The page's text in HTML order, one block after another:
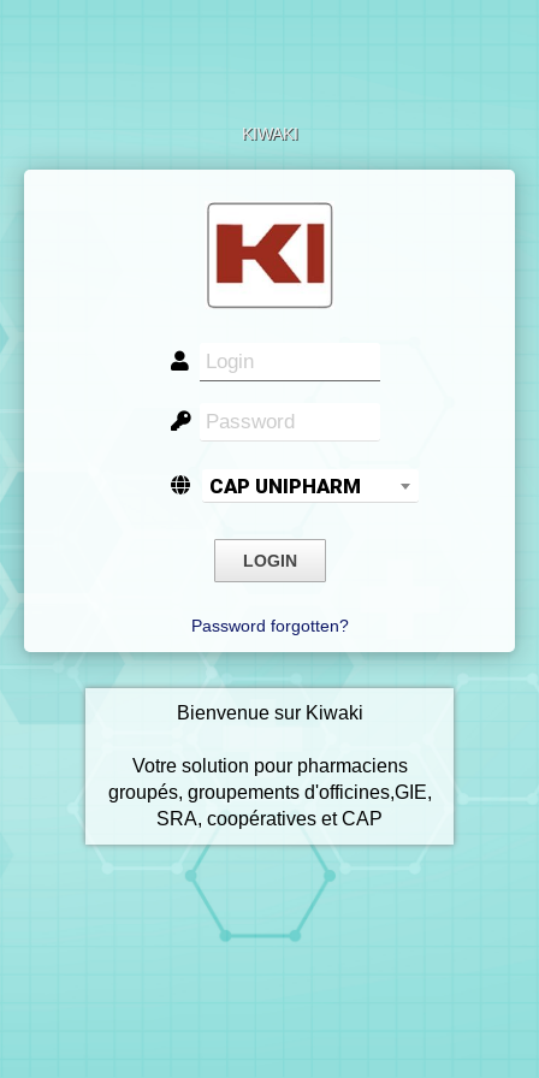
KIWAKI
CAP UNIPHARM
Password forgotten?
Bienvenue sur Kiwaki
Votre solution pour pharmaciens
groupés, groupements d'officines,GIE,
SRA, coopératives et CAP